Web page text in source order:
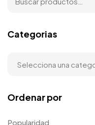
Categorias
Ordenar por
Popularidad